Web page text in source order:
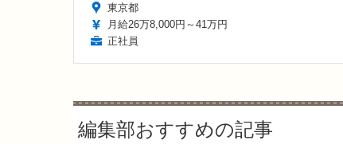
東京都
月給26万8,000円～41万円
正社員
編集部おすすめの記事